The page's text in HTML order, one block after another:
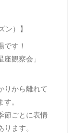
ン）】
です！
観察会」
りから離れて
。
節ごとに表情
ます。